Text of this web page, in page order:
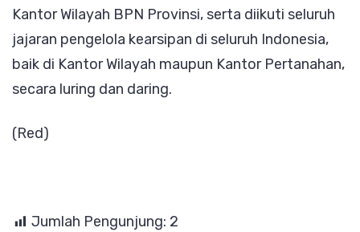
Kantor Wilayah BPN Provinsi, serta diikuti seluruh
jajaran pengelola kearsipan di seluruh Indonesia,
baik di Kantor Wilayah maupun Kantor Pertanahan,
secara luring dan daring.
(Red)
Jumlah Pengunjung: 2